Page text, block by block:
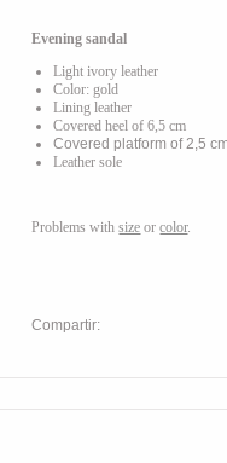
Evening sandal
Light ivory leather
Color: gold
Lining leather
Covered heel of 6,5 cm
Covered platform of 2,5
Leather sole
Problems withsize orcolor.
Compartir: